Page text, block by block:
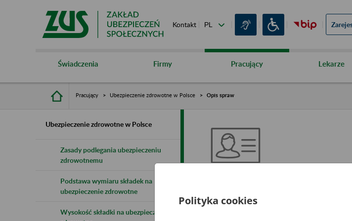
Kontakt
Świadczenia Firmy Pracujący Lekarze
Pracujący Ubezpieczenie zdrowotne w Polsce Opis spraw
Ubezpieczenie zdrowotne w Polsce
Zasady podlegania ubezpieczeniu
zdrowotnemu
Podstawa wymiaru składek na
ubezpieczenie zdrowotne
Wysokość składki na ubezpieczenie
Polityka cookies